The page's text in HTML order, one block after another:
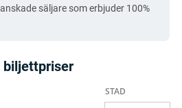
säljare som erbjuder 100%
biljettpriser